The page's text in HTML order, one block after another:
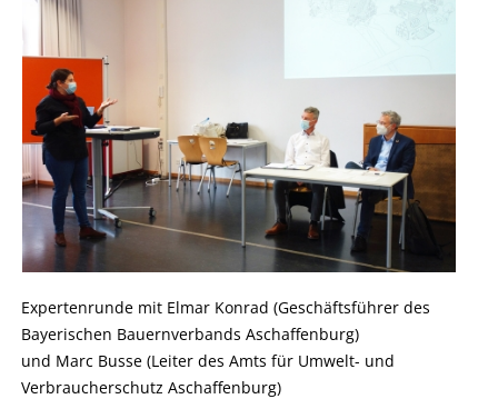
Expertenrunde mit Elmar Konrad (Geschäftsführer des
Bayerischen Bauernverbands Aschaffenburg)
und Marc Busse (Leiter des Amts für Umwelt- und
Verbraucherschutz Aschaffenburg)